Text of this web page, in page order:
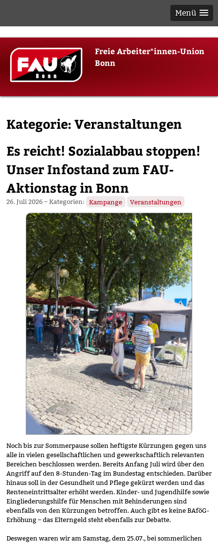
Menü
content
Freie Arbeiter*innen-Union
Bonn
Kategorie: Veranstaltungen
Es reicht! Sozialabbau stoppen!
Unser Infostand zum FAU-
Aktionstag in Bonn
26. Juli 2026 – Kategorien: Kampange Veranstaltungen
Noch bis zur Sommerpause sollen heftigste Kürzungen gegen uns
alle in vielen gesellschaftlichen und gewerkschaftlich relevanten
Bereichen beschlossen werden. Bereits Anfang Juli wird über den
Angriff auf den 8-Stunden-Tag im Bundestag entschieden. Darüber
hinaus soll in der Gesundheit und Pflege gekürzt werden und das
Renteneintrittsalter erhöht werden. Kinder- und Jugendhilfe sowie
Eingliederungshilfe für Menschen mit Behinderungen sind
ebenfalls von den Kürzungen betroffen. Auch gibt es keine BAföG-
Erhöhung – das Elterngeld steht ebenfalls zur Debatte.
Deswegen waren wir am Samstag, dem 25.07., bei sommerlichen